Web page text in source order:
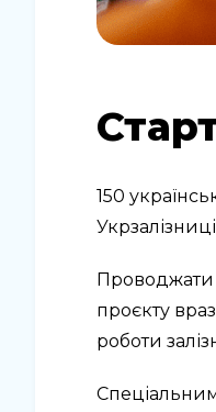
150
Проводжати
проєкту
роботи